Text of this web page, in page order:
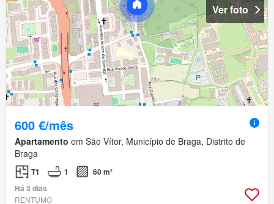
Ver foto
600 €/mês
Apartamento em São Vítor, Município de Braga, Distrito de
Braga
T1 1
60 m²
Há 3 dias
RENTUMO